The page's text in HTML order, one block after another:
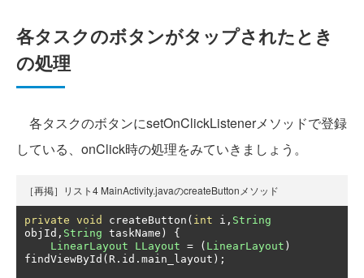
各タスクのボタンがタップされたとき
の処理
各タスクのボタンにsetOnClickListenerメソッドで登録
している、onClick時の処理をみていきましょう。
［再掲］リスト4 MainActivity.javaのcreateButtonメソッド
private void createButton ( int i , String
objId , String taskName )
{
LinearLayout
LLayout = ( LinearLayout )
findViewById ( R . id . main_layout );